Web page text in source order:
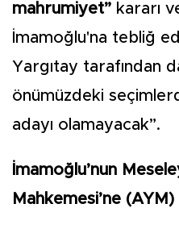
mahrumiyet” kararı
İmamoğlu'na tebliğ
Yargıtay tarafından
önümüzdeki
adayı olamayacak”.
İmamoğlu’nun
Mahkemesi’ne